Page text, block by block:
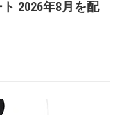
2026年8月を配